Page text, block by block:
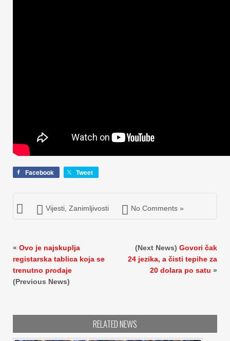
Facebook Tweet
Vijesti Zanimljivosti No Comments »
« Ovo je najskuplja
registarska tablica koja se
trenutno prodaje
(Previous News)
(Next News) Govori čak
24 jezika, a čisti tepihe za
20 dolara po satu »
RELATED NEWS